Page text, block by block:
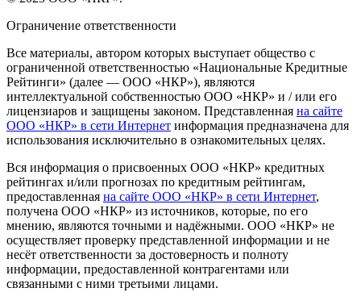
Ограничение ответственности
Все материалы, автором которых выступает общество с
ограниченной ответственностью «Национальные Кредитные
Рейтинги» (далее — ООО «НКР»), являются
интеллектуальной собственностью ООО «НКР» и / или его
лицензиаров и защищены законом. Представленная на сайте
ООО «НКР» в сети Интернет информация предназначена для
использования исключительно в ознакомительных целях.
Вся информация о присвоенных ООО «НКР» кредитных
рейтингах и/или прогнозах по кредитным рейтингам,
предоставленная на сайте ООО «НКР» в сети Интернет,
получена ООО «НКР» из источников, которые, по его
мнению, являются точными и надёжными. ООО «НКР» не
осуществляет проверку представленной информации и не
несёт ответственности за достоверность и полноту
информации, предоставленной контрагентами или
связанными с ними третьими лицами.